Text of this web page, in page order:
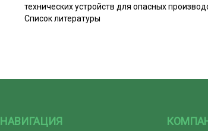
технических устройств для опасных
Список литературы
НАВИГАЦИЯ